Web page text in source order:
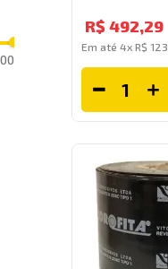
R$ 492,29
Em até 4x R$ 123